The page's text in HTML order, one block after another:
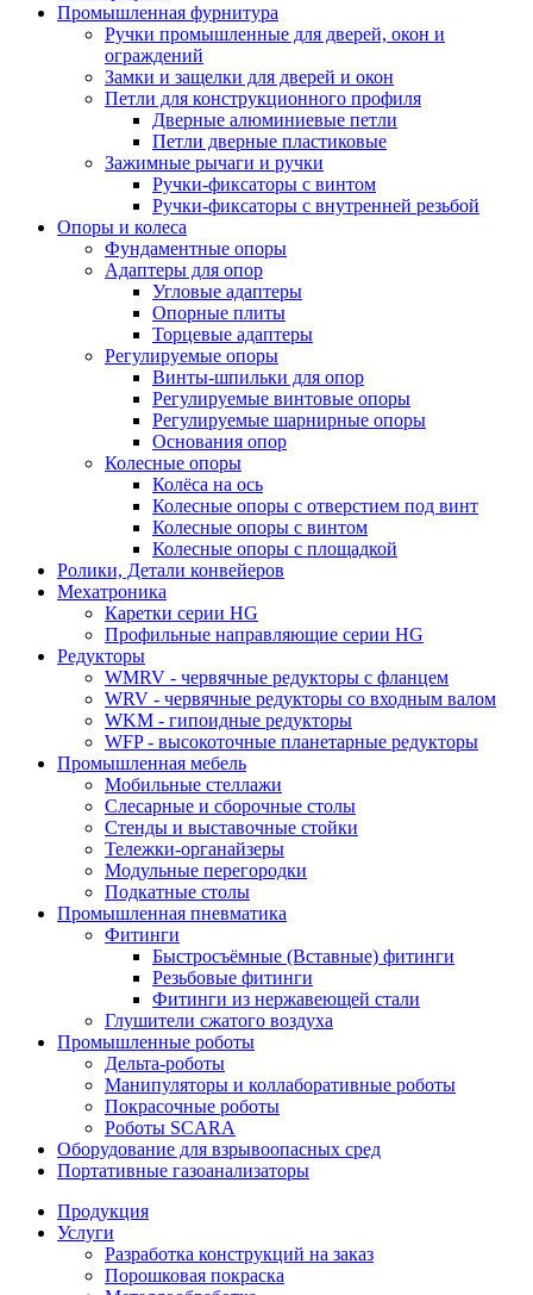
Промышленная фурнитура
Ручки промышленные для дверей, окон и
ограждений
Замки и защелки для дверей и окон
Петли для конструкционного профиля
Дверные алюминиевые петли
Петли дверные пластиковые
Зажимные рычаги и ручки
Ручки-фиксаторы c винтом
Ручки-фиксаторы c внутренней резьбой
Опоры и колеса
Фундаментные опоры
Адаптеры для опор
Угловые адаптеры
Опорные плиты
Торцевые адаптеры
Регулируемые опоры
Винты-шпильки для опор
Регулируемые винтовые опоры
Регулируемые шарнирные опоры
Основания опор
Колесные опоры
Колёса на ось
Колесные опоры с отверстием под винт
Колесные опоры с винтом
Колесные опоры с площадкой
Ролики, Детали конвейеров
Мехатроника
Каретки серии HG
Профильные направляющие серии HG
Редукторы
WMRV - червячные редукторы с фланцем
WRV - червячные редукторы со входным валом
WKM - гипоидные редукторы
WFP - высокоточные планетарные редукторы
Промышленная мебель
Мобильные стеллажи
Слесарные и сборочные столы
Стенды и выставочные стойки
Тележки-органайзеры
Модульные перегородки
Подкатные столы
Промышленная пневматика
Фитинги
Быстросъёмные (Вставные) фитинги
Резьбовые фитинги
Фитинги из нержавеющей стали
Глушители сжатого воздуха
Промышленные роботы
Дельта-роботы
Манипуляторы и коллаборативные роботы
Покрасочные роботы
Роботы SCARA
Оборудование для взрывоопасных сред
Портативные газоанализаторы
Продукция
Услуги
Разработка конструкций на заказ
Порошковая покраска